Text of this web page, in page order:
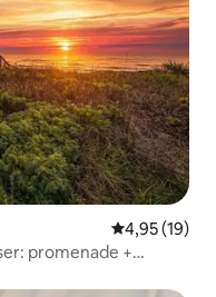
4,95 ud af 5
4,95 (19)
promenade +